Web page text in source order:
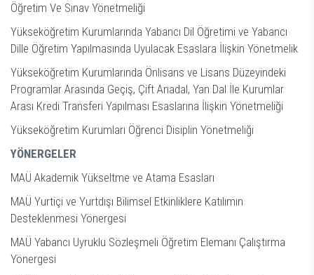
Öğretim Ve Sınav Yönetmeliği
Yükseköğretim Kurumlarında Yabancı Dil Öğretimi ve Yabancı
Dille Öğretim Yapılmasında Uyulacak Esaslara İlişkin Yönetmelik
Yükseköğretim Kurumlarında Önlisans ve Lisans Düzeyindeki
Programlar Arasında Geçiş, Çift Anadal, Yan Dal İle Kurumlar
Arası Kredi Transferi Yapılması Esaslarına İlişkin Yönetmeliği
Yükseköğretim Kurumları Öğrenci Disiplin Yönetmeliği
YÖNERGELER
MAÜ Akademik Yükseltme ve Atama Esasları
MAÜ Yurtiçi ve Yurtdışı Bilimsel Etkinliklere Katılımın
Desteklenmesi Yönergesi
MAÜ Yabancı Uyruklu Sözleşmeli Öğretim Elemanı Çalıştırma
Yönergesi